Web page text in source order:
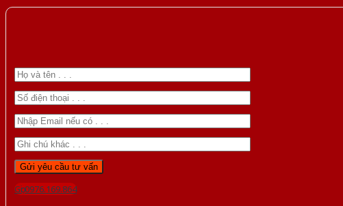
Gọi 0976.169.864